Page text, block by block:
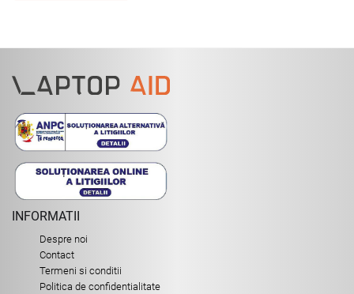
INFORMATII
Despre noi
Contact
Termeni si conditii
Politica de confidentialitate